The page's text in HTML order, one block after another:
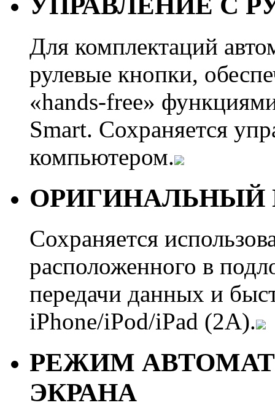
Для комплектаций
рулевые кнопки,
«hands-free»
Smart. Сохраняется
компьютером.
ОРИГИНАЛЬНЫЙ
Сохраняется
расположенного в
передачи данных и
iPhone/iPod/iPad (2А).
РЕЖИМ
ЭКРАНА